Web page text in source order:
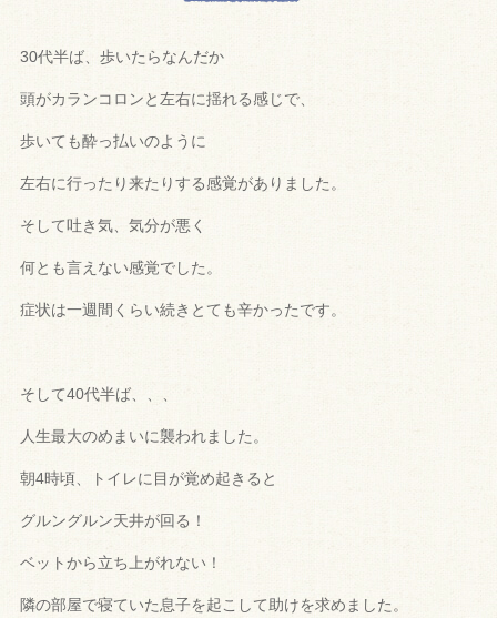
30代半ば、歩いたらなんだか
頭がカランコロンと左右に揺れる感じで、
歩いても酔っ払いのように
左右に行ったり来たりする感覚がありま した。
そして吐き気、気分が悪く
何とも言えない感覚でした。
症状は一週間くらい続きとても辛かったです。
そして40代半ば、、、
人生最大のめまいに襲われました。
朝4時頃、トイレに目が覚め起きると
グルングルン天井が回る！
ベットから立ち上がれない！
隣の部屋で寝ていた息子を起こして助けを求めました。